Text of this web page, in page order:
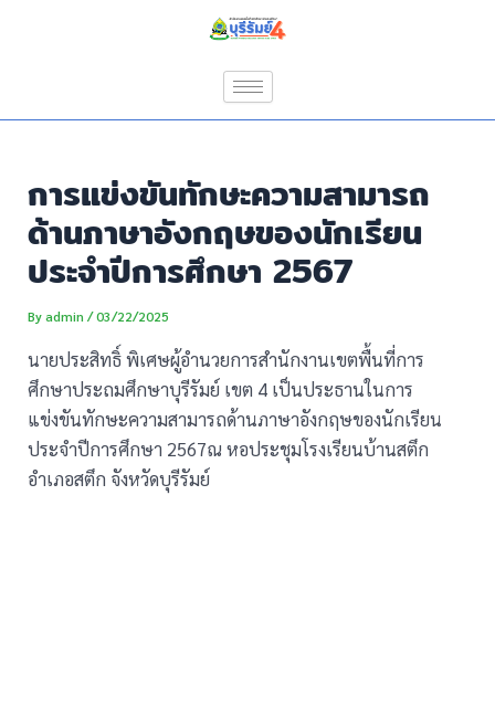
การแข่งขันทักษะความสามารถ
ด้านภาษาอังกฤษของนักเรียน
ประจำปีการศึกษา 2567
Byadmin/03/22/2025
นายประสิทธิ์ พิเศษผู้อำนวยการสำนักงานเขตพื้นที่การ
ศึกษาประถมศึกษาบุรีรัมย์ เขต 4 เป็นประธานในการ
แข่งขันทักษะความสามารถด้านภาษาอังกฤษของนักเรียน
ประจำปีการศึกษา 2567ณ หอประชุมโรงเรียนบ้านสตึก
อำเภอสตึก จังหวัดบุรีรัมย์